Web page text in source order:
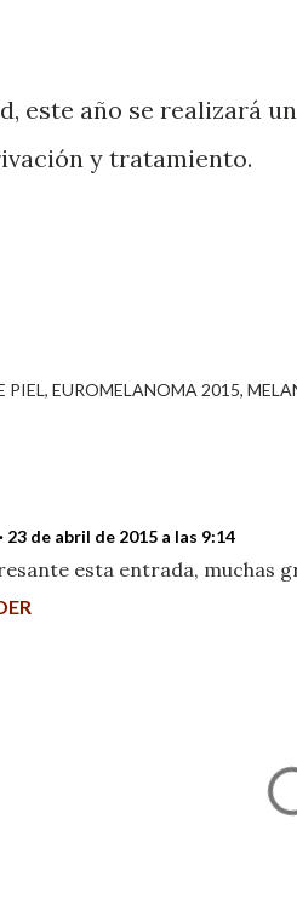
este año se realizará
y tratamiento.
PIEL EUROMELANOMA 2015
23 de abril de 2015 a las 9:14
esta entrada, muchas